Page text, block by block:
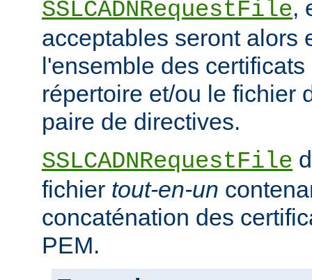
SSLCADNRequestFile,
acceptables seront alors
l'ensemble des
répertoire et/ou le fichier
paire de directives.
SSLCADNRequestFile
fichier tout-en-un
concaténation des
PEM.